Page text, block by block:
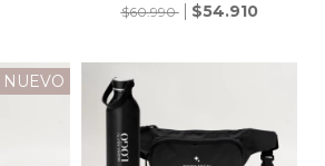
$60.990
$54.910
NUEVO